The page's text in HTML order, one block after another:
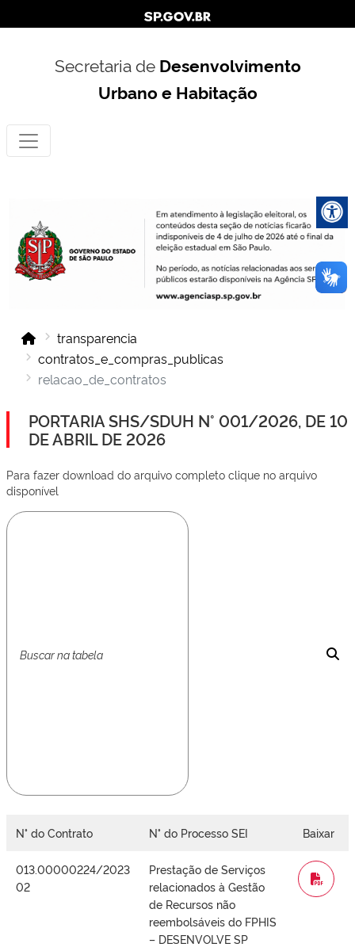
Secretaria de Desenvolvimento
Urbano e Habitação
transparencia
contratos_e_compras_publicas
relacao_de_contratos
PORTARIA SHS/SDUH N° 001/2026, DE 10
DE ABRIL DE 2026
Para fazer download do arquivo completo clique no arquivo
disponível
N° do Contrato N° do Processo SEI Baixar
013.00000224/2023
02
Prestação de Serviços
relacionados à Gestão
de Recursos não
reembolsáveis do FPHIS
– DESENVOLVE SP
WORD